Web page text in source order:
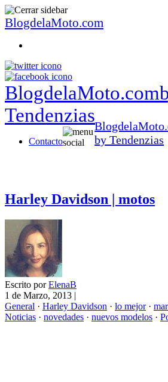
BlogdelaMoto.com
BlogdelaMoto.com
Tendenzias
Contacto
by Tendenzias
Harley Davidson | motos
Escrito porElenaB
1 de Marzo, 2013 |
General · Harley Davidson · lo mejor·
Noticias · novedades · nuevos modelos ·